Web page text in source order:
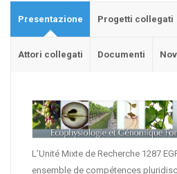
Presentazione Progetti collegati
Attori collegati Documenti
L’Unité Mixte de Recherche 1287
ensemble de compétences